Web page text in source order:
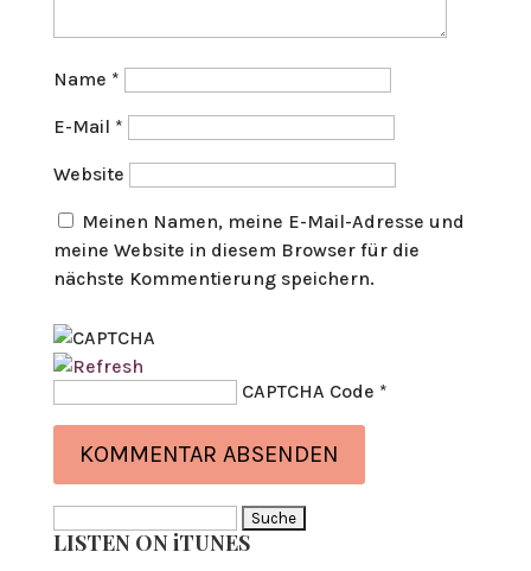
Name *
E-Mail *
Website
Meinen Namen, meine E-Mail-Adresse und
meine Website in diesem Browser für die
nächste Kommentierung speichern.
CAPTCHA Code *
nach:
LISTEN ON iTUNES